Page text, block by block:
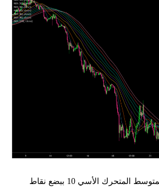
سترى أن السعر قد يتجاوز المتوسط المتحرك الأسي 10 ببضع نقاط